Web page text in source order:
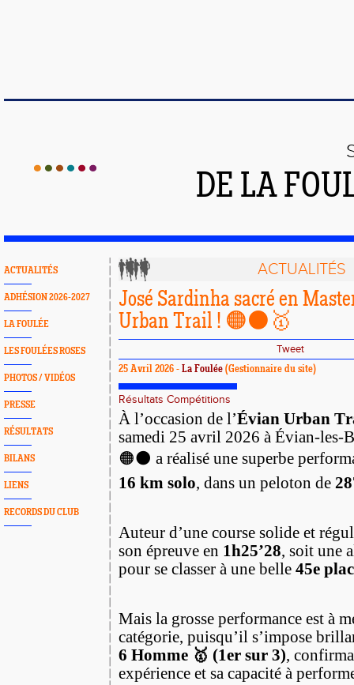
DE LA
ACTUALITÉS
ADHÉSION 2026-2027
LA FOULÉE
LES FOULÉES ROSES
PHOTOS / VIDÉOS
PRESSE
RÉSULTATS
BILANS
LIENS
RECORDS DU CLUB
ACTUALITÉS
José Sardinha sacré en
Urban Trail ! 🟠⚫️🥇
Tweet
25 Avril 2026 - La Foulée (Gestionnaire du site)
Résultats Compétitions
À l’occasion de l’Évian Urban
samedi 25 avril 2026 à Évian-les-
🟠⚫️ a réalisé une superbe
16 km solo, dans un peloton de
Auteur d’une course solide et
son épreuve en 1h25’28, soit une
pour se classer à une belle 45e
Mais la grosse performance est à
catégorie, puisqu’il s’impose
6 Homme 🥇 (1er sur 3),
expérience et sa capacité à